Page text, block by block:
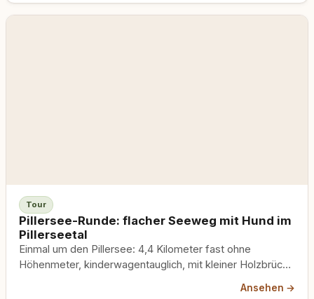
Tour
Pillersee-Runde: flacher Seeweg mit Hund im
Pillerseetal
Einmal um den Pillersee: 4,4 Kilometer fast ohne
Höhenmeter, kinderwagentauglich, mit kleiner Holzbrücke
Ansehen →